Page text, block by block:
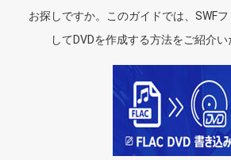
お探しですか。このガイドでは、SWF
してDVDを作成する方法をご紹介い